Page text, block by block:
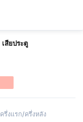
เสียประตู
ครึ่งแรก/ครึ่งหลัง